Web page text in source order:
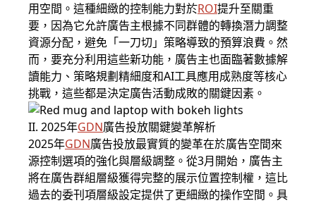
用空間。這種細緻的控制能力對於ROI提升至關重
要，因為它允許廣告主根據不同群體的轉換潛力調整
資源分配，避免「一刀切」策略導致的預算浪費。然
而，要充分利用這些新功能，廣告主也面臨著數據解
讀能力、策略規劃精細度和AI工具應用成熟度等核心
挑戰，這些都是決定廣告活動成敗的關鍵因素。
II. 2025年GDN廣告投放關鍵變革解析
2025年GDN廣告投放最實質的變革在於廣告空間來
源控制選項的強化與層級調整。從3月開始，廣告主
將在廣告群組層級獲得完整的展示位置控制權，這比
過去的委刊項層級設定提供了更細緻的操作空間。具